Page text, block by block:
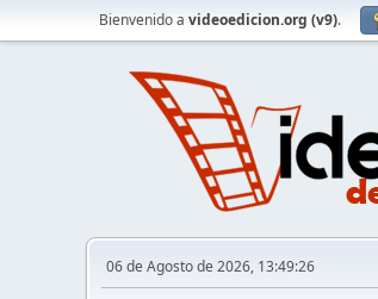
Bienvenido a videoedicion.org (v9).
06 de Agosto de 2026, 13:49:26